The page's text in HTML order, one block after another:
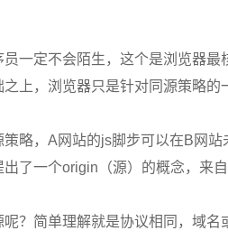
一定不会陌生，这个是浏览器
上，浏览器只是针对同源策略的
略，A网站的js脚步可以在B网
了一个origin（源）的概念，来
呢？简单理解就是协议相同，域